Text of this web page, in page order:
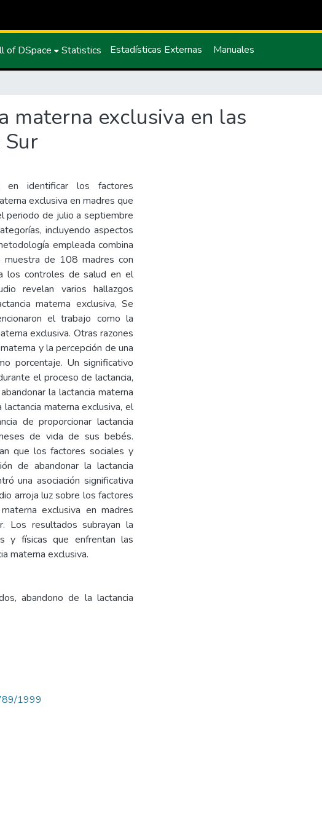
of DSpace Statistics Estadísticas Externas Manuales
materna exclusiva en las
en identificar los factores
exclusiva en madres que
periodo de julio a septiembre
incluyendo aspectos
empleada combina
muestra de 108 madres con
los controles de salud en el
revelan varios hallazgos
materna exclusiva, Se
el trabajo como la
exclusiva. Otras razones
y la percepción de una
porcentaje. Un significativo
el proceso de lactancia,
la lactancia materna
materna exclusiva, el
de proporcionar lactancia
de vida de sus bebés.
que los factores sociales y
de abandonar la lactancia
una asociación significativa
arroja luz sobre los factores
exclusiva en madres
Los resultados subrayan la
y físicas que enfrentan las
materna exclusiva.
abandono de la lactancia
1999